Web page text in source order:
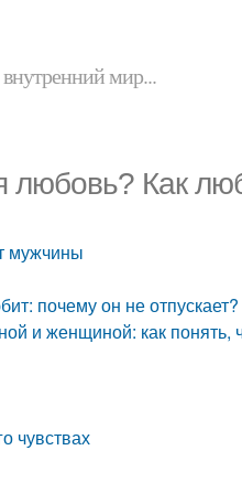
мир...
любовь? Как
мужчины
почему он не отпускает?
и женщиной: как понять,
чувствах